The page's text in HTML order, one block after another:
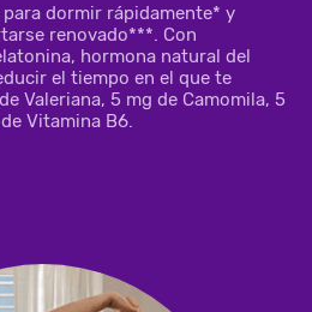
dormir rápidamente* y
renovado***. Con
hormona natural del
el tiempo en el que te
Valeriana, 5 mg de Camomila, 5
Vitamina B6.